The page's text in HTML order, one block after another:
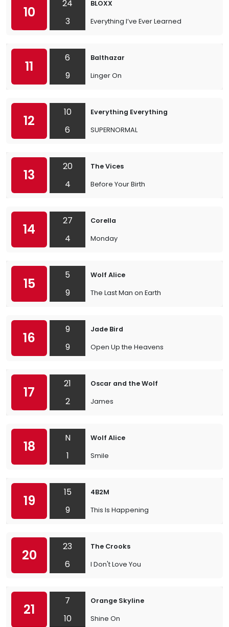
10
24
3
BLOXX
Everything I’ve Ever Learned
11
6
9
Balthazar
Linger On
12
10
6
Everything Everything
SUPERNORMAL
13
20
4
The Vices
Before Your Birth
14
27
4
Corella
Monday
15
5
9
Wolf Alice
The Last Man on Earth
16
9
9
Jade Bird
Open Up the Heavens
17
21
2
Oscar and the Wolf
James
18
N
1
Wolf Alice
Smile
19
15
9
4B2M
This Is Happening
20
23
6
The Crooks
I Don't Love You
21
7
10
Orange Skyline
Shine On